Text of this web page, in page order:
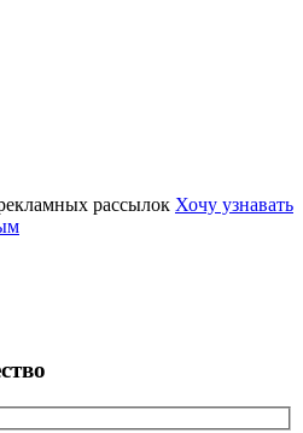
рассылок Хочу узнавать